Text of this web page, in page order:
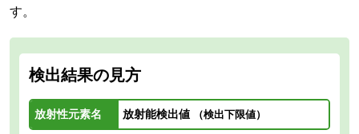
す。
検出結果の見方
放射性元素名 放射能検出値 （検出下限値）